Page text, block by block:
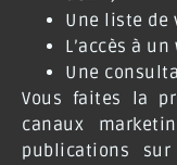
Une liste de
L’accès à
Une
Vous faites la
canaux
publications